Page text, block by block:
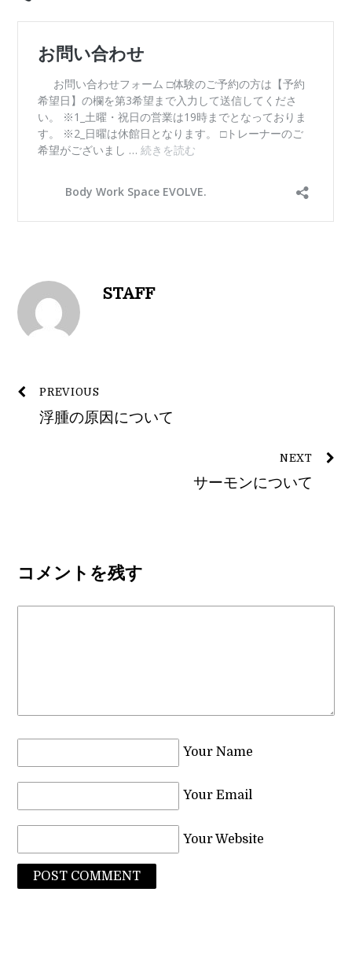
STAFF
PREVIOUS
浮腫の原因について
NEXT
サーモンについて
コメントを残す
Your Name
Your Email
Your Website